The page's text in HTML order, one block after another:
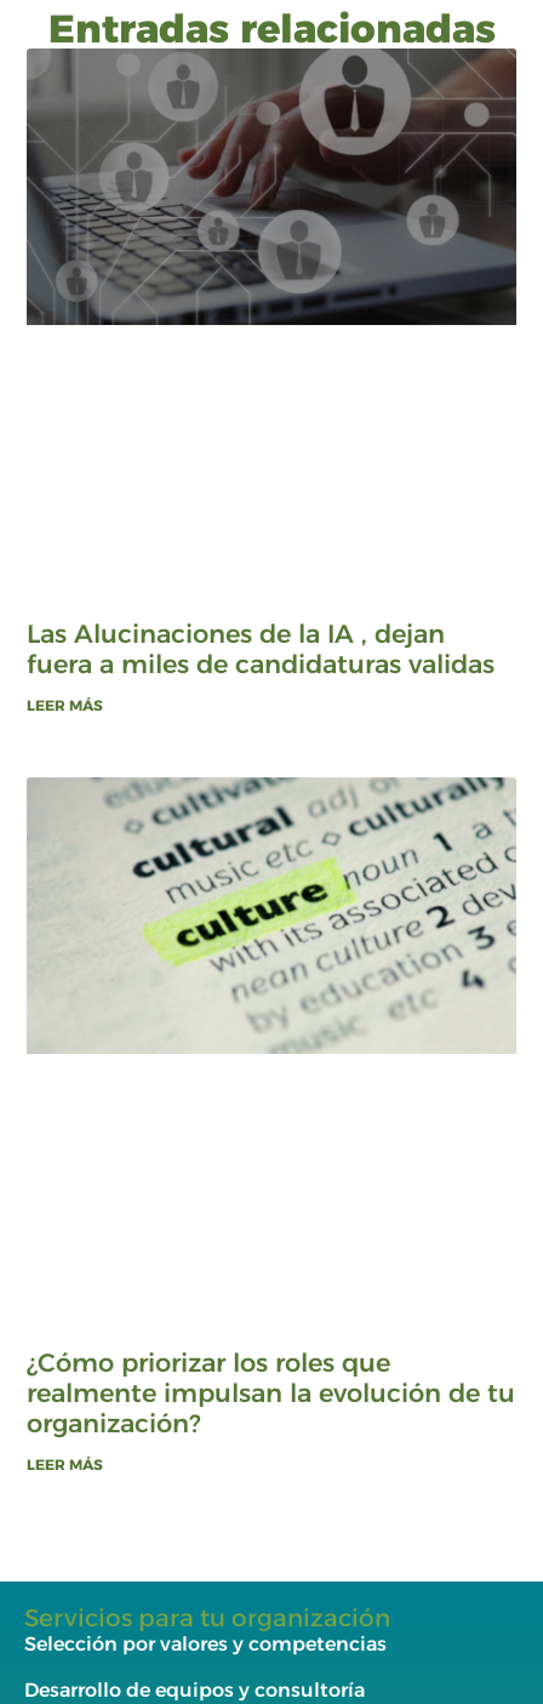
Entradas relacionadas
Las Alucinaciones de la IA , dejan
fuera a miles de candidaturas validas
LEER MÁS
¿Cómo priorizar los roles que
realmente impulsan la evolución de tu
organización?
LEER MÁS
Servicios para tu organización
Selección por valores y competencias
Desarrollo de equipos y consultoría